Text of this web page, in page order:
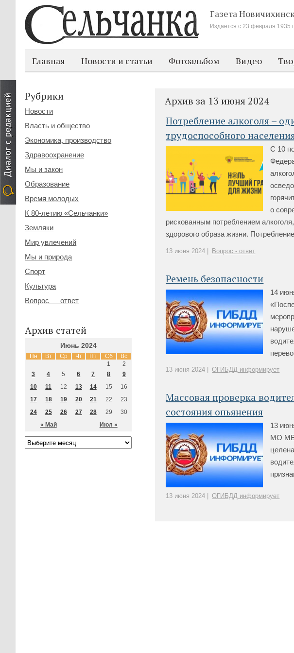
Газета
Издается с 23 февраля 1935
Главная Новости и статьи Фотоальбом Видео
Архив за 13 июня 2024
Потребление алкоголя –
трудоспособного
С 10
о
рискованным потреблением
здорового образа жизни.
13 июня 2024 | Вопрос - ответ
Ремень безопасности
14
13 июня 2024 | ОГИБДД информирует
Массовая проверка
состояния опьянения
13
МО
13 июня 2024 | ОГИБДД информирует
Рубрики
Новости
Власть и общество
Экономика, производство
Здравоохранение
Мы и закон
Образование
Время молодых
К 80-летию «Сельчанки»
Земляки
Мир увлечений
Мы и природа
Спорт
Культура
Вопрос — ответ
Архив статей
Июнь 2024
Пн Вт Ср Чт Пт Сб Вс
« Май Июл »
1
2
3
4 5 6 7 8
9
10
11 12 13 14 15
16
17
18 19 20 21 22
23
24
25 26 27 28 29 30